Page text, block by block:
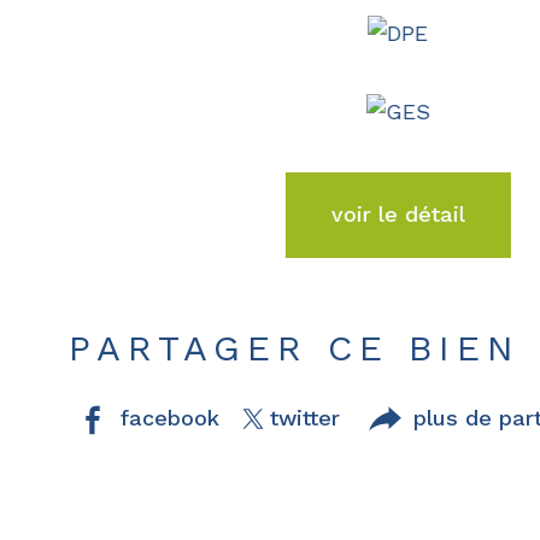
voir le détail
PARTAGER CE BIEN
facebook twitter plus de